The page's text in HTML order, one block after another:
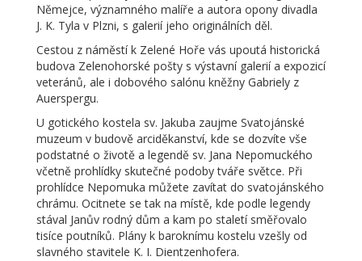
Němejce, významného malíře a autora opony divadla
J. K. Tyla v Plzni, s galerií jeho originálních děl.
Cestou z náměstí k Zelené Hoře vás upoutá historická
budova Zelenohorské pošty s výstavní galerií a expozicí
veteránů, ale i dobového salónu kněžny Gabriely z
Auerspergu.
U gotického kostela sv. Jakuba zaujme Svatojánské
muzeum v budově arciděkanství, kde se dozvíte vše
podstatné o životě a legendě sv. Jana Nepomuckého
včetně prohlídky skutečné podoby tváře světce. Při
prohlídce Nepomuka můžete zavítat do svatojánského
chrámu. Ocitnete se tak na místě, kde podle legendy
stával Janův rodný dům a kam po staletí směřovalo
tisíce poutníků. Plány k baroknímu kostelu vzešly od
slavného stavitele K. I. Dientzenhofera.